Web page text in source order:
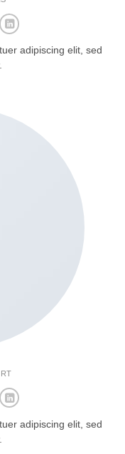
adipiscing elit, sed
adipiscing elit, sed